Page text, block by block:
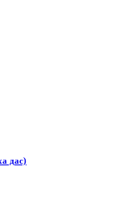
дас)